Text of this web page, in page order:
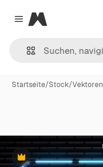
Close menu
Magnific
Startseite/Stock/Vektoren
Premium